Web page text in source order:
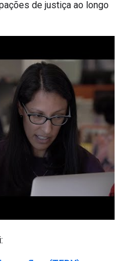
de justiça ao longo